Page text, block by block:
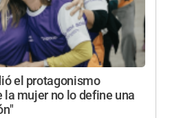
el protagonismo
la mujer no lo define una